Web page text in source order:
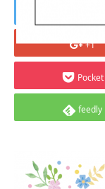
+1
Pocket
feedly